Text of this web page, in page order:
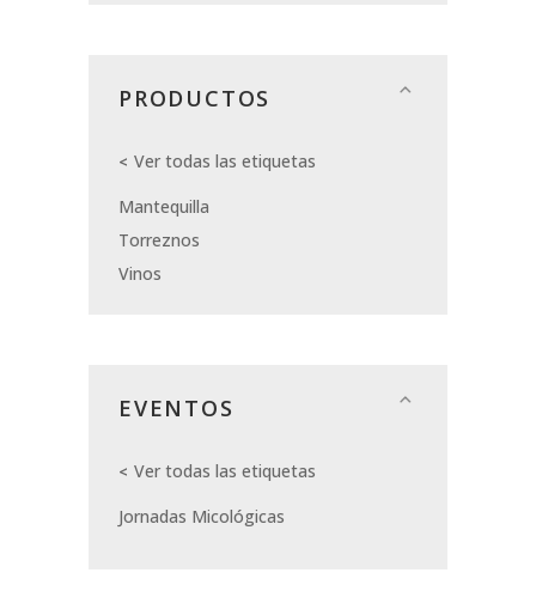
PRODUCTOS
Ver todas las etiquetas
Mantequilla
Torreznos
Vinos
EVENTOS
Ver todas las etiquetas
Jornadas Micológicas